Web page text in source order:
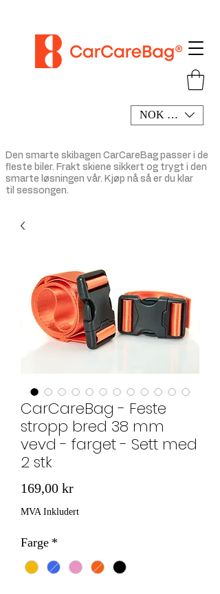
NOK (kr)
Den smarte skibagen CarCareBag passer i de
fleste biler. Frakt skiene sikkert og trygt i den
smarte løsningen vår. Kjøp nå så er du klar
til sessongen.
CarCareBag - Feste
stropp bred 38 mm
vevd - farget - Sett med
2 stk
169,00 krPris
MVA Inkludert
Farge *